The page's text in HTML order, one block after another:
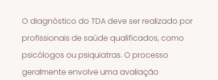
O diagnóstico do TDA deve ser realizado por
profissionais de saúde qualificados, como
psicólogos ou psiquiatras. O processo
geralmente envolve uma avaliação